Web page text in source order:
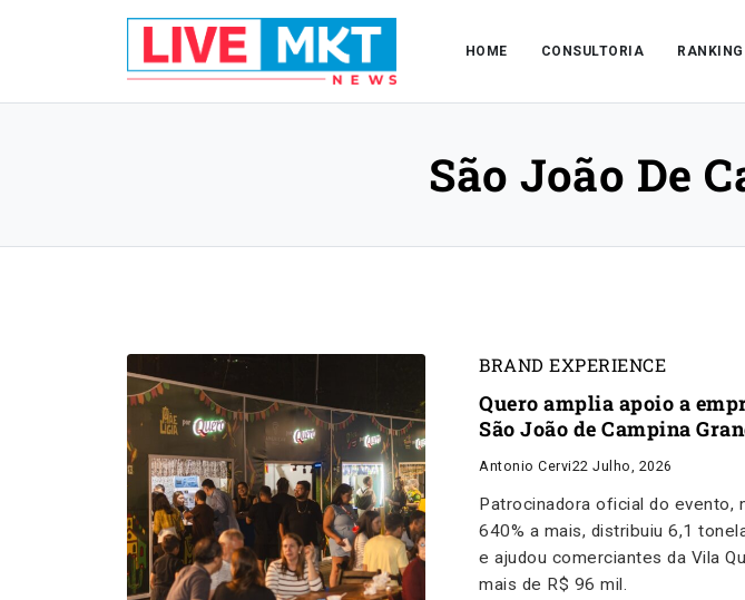
HOME CONSULTORIA RANKING
São João De
BRAND EXPERIENCE
Quero amplia apoio a
São João de Campina
Antonio Cervi22 Julho, 2026
Patrocinadora oficial do evento,
640% a mais, distribuiu 6,1
e ajudou comerciantes da Vila
mais de R$ 96 mil.